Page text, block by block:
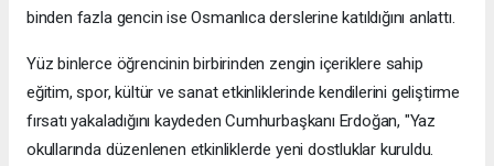
binden fazla gencin ise Osmanlıca derslerine katıldığını anlattı.
Yüz binlerce öğrencinin birbirinden zengin içeriklere sahip
eğitim, spor, kültür ve sanat etkinliklerinde kendilerini geliştirme
fırsatı yakaladığını kaydeden Cumhurbaşkanı Erdoğan, "Yaz
okullarında düzenlenen etkinliklerde yeni dostluklar kuruldu.